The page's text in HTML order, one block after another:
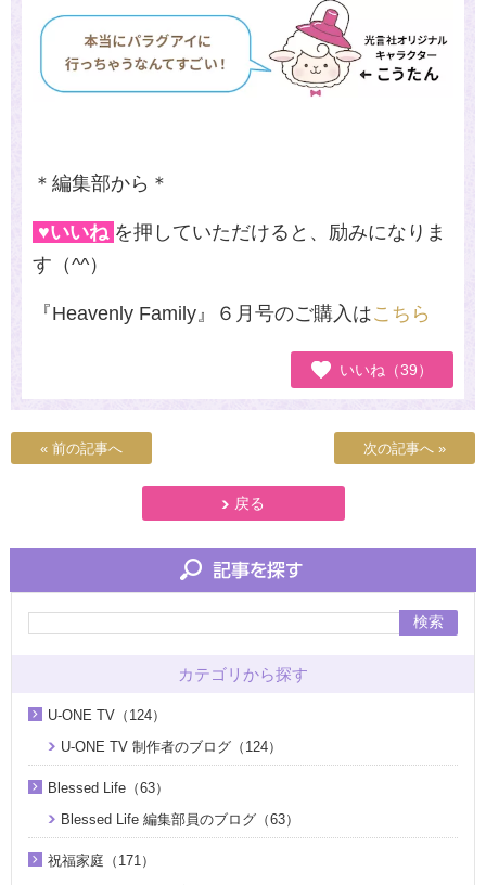
＊編集部から＊
♥いいね を押していただけると、励みになりま
す（^^）
『Heavenly Family』６月号のご購入はこちら
いいね（39）
« 前の記事へ 次の記事へ »
戻る
検索
カテゴリから探す
U-ONE TV（124）
U-ONE TV 制作者のブログ（124）
Blessed Life（63）
Blessed Life 編集部員のブログ（63）
祝福家庭（171）